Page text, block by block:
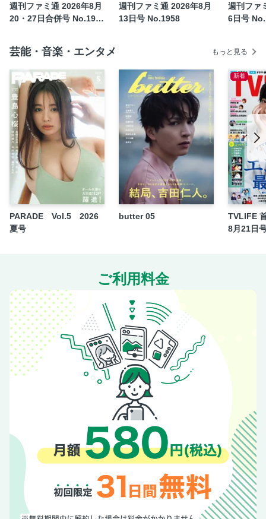
新作ゲーム クロスレビュー
【マンガ】ELDEN RING 黄金樹への道 飛田ニキイチ
ファミ通TOP30協力店リスト
プレゼント・アンケート
MONTHLY ハロ通 長野桃羽
ファミ通エンタメ部
ファミ通エクスプレス
プレゼント アンド インフォメーション
次号予告&カレンダー
週刊ファミ通 2026年8月
20・27日合併号 No.195
週刊ファミ通 2026年8月
13日号 No.1958
週刊ファ
6日号
芸能・音楽・エンタメ もっと見る
PARADE Vol.5 2026
夏号
butter 05
新着
TVLIFE
8月21日
ご利用料金